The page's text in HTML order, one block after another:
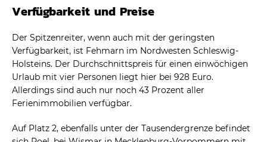
Verfügbarkeit und Preise
Der Spitzenreiter, wenn auch mit der geringsten
Verfügbarkeit, ist Fehmarn im Nordwesten Schleswig-
Holsteins. Der Durchschnittspreis für einen einwöchigen
Urlaub mit vier Personen liegt hier bei 928 Euro.
Allerdings sind auch nur noch 43 Prozent aller
Ferienimmobilien verfügbar.
Auf Platz 2, ebenfalls unter der Tausendergrenze befindet